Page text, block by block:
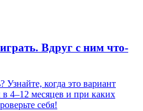
Вдруг с ним что-
Узнайте, когда это вариант
4–12 месяцев и при каких
себя!